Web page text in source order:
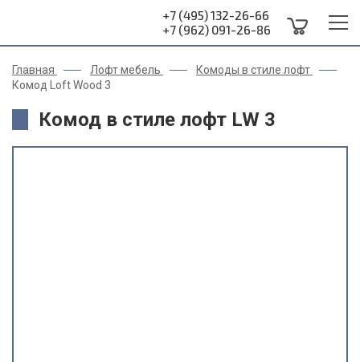
+7 (495) 132-26-66
+7 (962) 091-26-86
Главная Лофт мебель
Комоды в стиле лофт
Комод Loft Wood 3
Комод в стиле лофт LW 3